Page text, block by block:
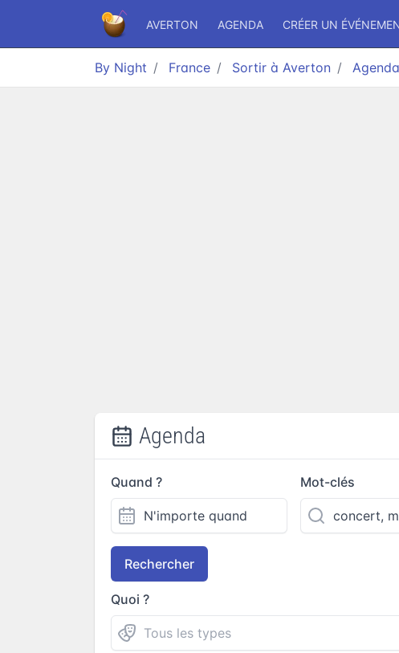
AVERTON AGENDA CRÉER UN
By Night France Sortir à Averton Agenda
Agenda
Quand ? Mot-clés
Rechercher
Quoi ?